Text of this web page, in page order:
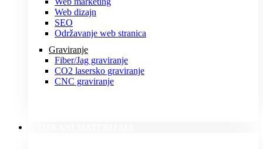
Web dizajn
SEO
Održavanje web stranica
Graviranje
Fiber/Jag graviranje
CO2 lasersko graviranje
CNC graviranje